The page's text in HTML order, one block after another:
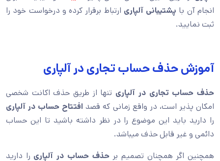
انجام آن با پشتیبانی آلپاری ارتباط برقرار کرده و درخواست خود را
ثبت نمایید.
آموزش حذف حساب تجاری در آلپاری
حذف حساب تجاری در آلپاری تنها از طریق حذف اکانت شخصی
امکان پذیر است، در واقع زمانی که قصد افتتاح حساب در آلپاری
را دارید باید این موضوع را در نظر داشته باشید تا این حساب
دائمی و غیر قابل حذف میباشد.
همچنین اگر همچنان تصمیم برحذف حساب در آلپاری را دارید